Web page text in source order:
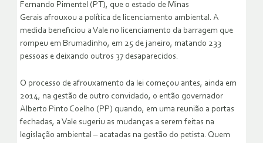
Fernando Pimentel (PT), que o estado de Minas
Gerais afrouxou a política de licenciamento ambiental. A
medida beneficiou a Vale no licenciamento da barragem que
rompeu em Brumadinho, em 25 de janeiro, matando 233
pessoas e deixando outros 37 desaparecidos.
O processo de afrouxamento da lei começou antes, ainda em
2014, na gestão de outro convidado, o então governador
Alberto Pinto Coelho (PP) quando, em uma reunião a portas
fechadas, a Vale sugeriu as mudanças a serem feitas na
legislação ambiental – acatadas na gestão do petista. Quem